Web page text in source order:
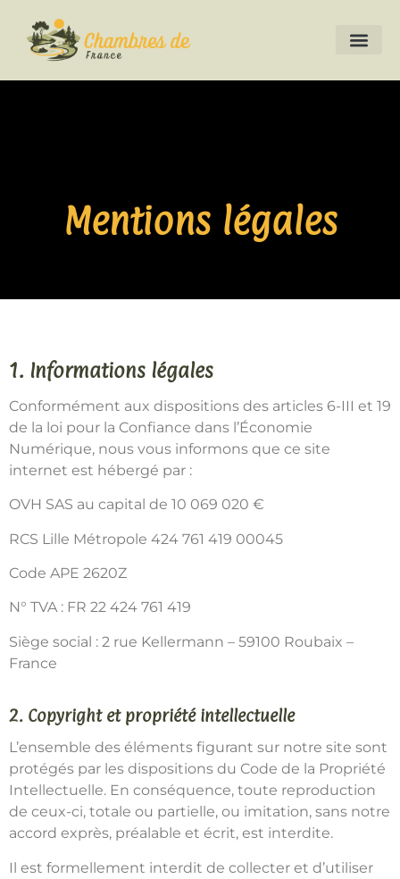
Mentions légales
1. Informations légales
Conformément aux dispositions des articles 6-III et 19
de la loi pour la Confiance dans l’Économie
Numérique, nous vous informons que ce site
internet est hébergé par :
OVH SAS au capital de 10 069 020 €
RCS Lille Métropole 424 761 419 00045
Code APE 2620Z
N° TVA : FR 22 424 761 419
Siège social : 2 rue Kellermann – 59100 Roubaix –
France
2. Copyright et propriété intellectuelle
L’ensemble des éléments figurant sur notre site sont
protégés par les dispositions du Code de la Propriété
Intellectuelle. En conséquence, toute reproduction
de ceux-ci, totale ou partielle, ou imitation, sans notre
accord exprès, préalable et écrit, est interdite.
Il est formellement interdit de collecter et d’utiliser